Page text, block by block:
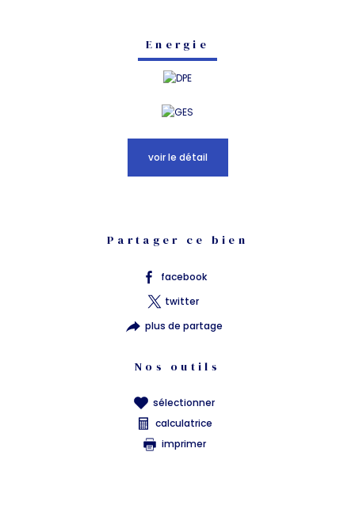
Energie
voir le détail
Partager ce bien
facebook
twitter
plus de partage
Nos outils
sélectionner
calculatrice
imprimer